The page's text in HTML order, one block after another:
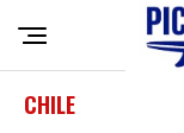
CHILE